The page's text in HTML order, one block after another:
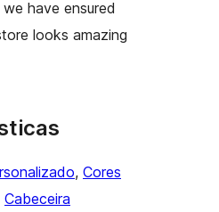
have ensured
looks amazing
, Cores
Cabeceira